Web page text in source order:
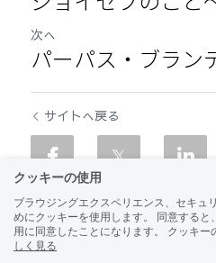
次へ
パーパス・ブラン
サイトへ戻る
クッキーの使用
ブラウジングエクスペリエンス、セキュ
めにクッキーを使用します。 同意する
用に同意したことになります。 クッキー
しく見る